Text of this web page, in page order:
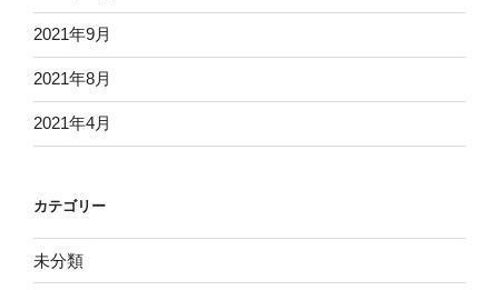
2021年9月
2021年8月
2021年4月
カテゴリー
未分類